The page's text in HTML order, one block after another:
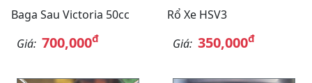
Baga Sau Victoria 50cc
Giá: 700,000đ
Rổ Xe HSV3
Giá: 350,000đ